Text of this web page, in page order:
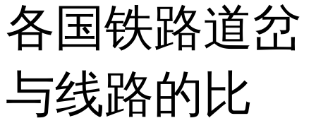
各国铁路道岔
与线路的比